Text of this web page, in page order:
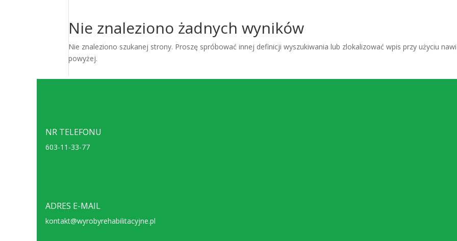
Nie znaleziono żadnych wyników
Nie znaleziono szukanej strony. Proszę spróbować innej definicji wyszukiwania lub zlokalizować wpis przy użyciu
powyżej.
NR TELEFONU
603-11-33-77
ADRES E-MAIL
kontakt@wyrobyrehabilitacyjne.pl